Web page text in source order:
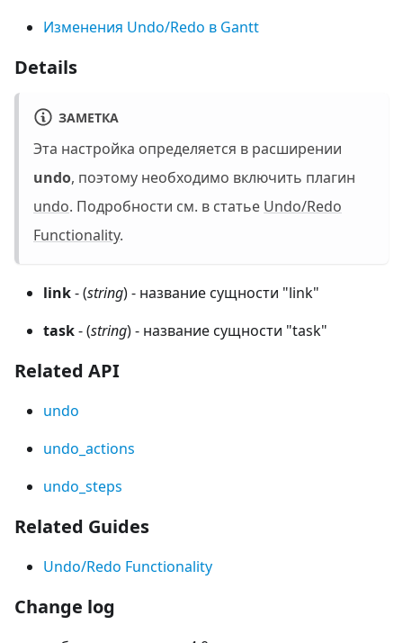
Изменения Undo/Redo в Gantt
Details
ЗАМЕТКА
Эта настройка определяется в расширении
undo, поэтому необходимо включить плагин
undo. Подробности см. в статье Undo/Redo
Functionality.
link- (string) - название сущности "link"
task- (string) - название сущности "task"
Related API
undo
undo_actions
undo_steps
Related Guides
Undo/Redo Functionality
Change log